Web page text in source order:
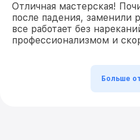
Отличная мастерская!
после падения, заменили
все работает без
профессионализмом и
Больше